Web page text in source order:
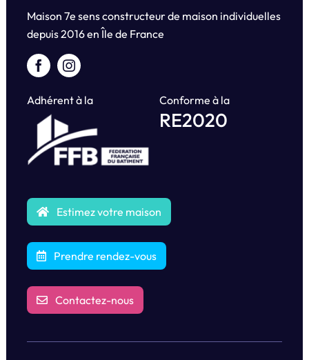
Maison 7e sens constructeur de maison individuelles
depuis2016 en Île de France
Adhérent à la Conforme à la
RE2020
Estimez votre maison
Prendre rendez-vous
Contactez-nous